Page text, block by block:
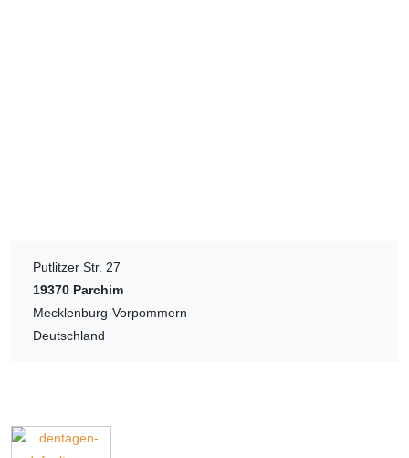
Putlitzer Str. 27
19370 Parchim
Mecklenburg-Vorpommern
Deutschland